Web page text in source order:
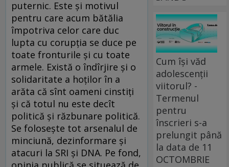
puternic. Este şi motivul
pentru care acum bătălia
împotriva celor care duc
lupta cu corupţia se duce pe
toate fronturile şi cu toate
armele. Există o îndîrjire şi o
solidaritate a hoţilor în a
arăta că sînt oameni cinstiţi
şi că totul nu este decît
politică şi răzbunare politică.
Se foloseşte tot arsenalul de
minciună, dezinformare şi
atacuri la SRI şi DNA. Pe fond,
Cum își văd
adolescenții
viitorul? -
Termenul
pentru
înscrieri s-a
prelungit până
la data de 11
OCTOMBRIE